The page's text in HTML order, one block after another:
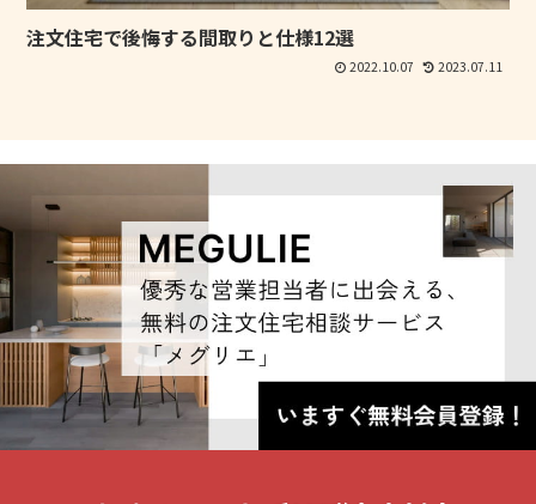
注文住宅で後悔する間取りと仕様12選
2022.10.07 2023.07.11